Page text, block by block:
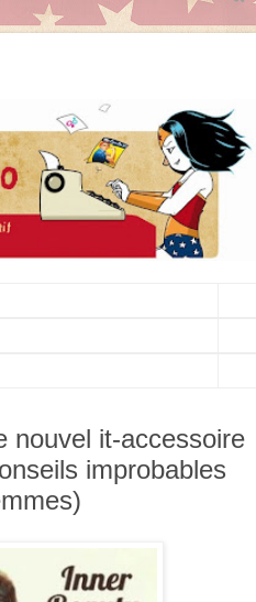
nouvel it-accessoire
improbables